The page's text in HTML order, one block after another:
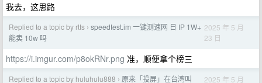
我去，这思路
Replied to a topic by rtts › speedtest.im 一键测速网 日 IP 1W+
能卖 10w 吗
2025 年 5 月
23 日
https://i.imgur.com/p8okRNr.png 准，顺便拿个榜三
Replied to a topic by huluhulu888 › ​原来「投屏」在台湾叫 2025 年 5 月